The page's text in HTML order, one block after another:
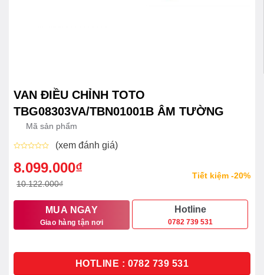
VAN ĐIỀU CHỈNH TOTO
TBG08303VA/TBN01001B ÂM TƯỜNG
Mã sản phẩm
xếp
hạng
5
(xem đánh giá)
10.122.000₫
Giá
gốc
10.122.000₫.
8.099.000₫
Giá
hiện
8.099.000₫.
Tiết kiệm -20%
MUA NGAY
Giao hàng tận nơi
Hotline
0782 739 531
HOTLINE : 0782 739 531